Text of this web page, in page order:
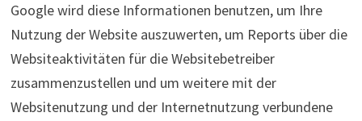
Google wird diese Informationen benutzen, um Ihre
Nutzung der Website auszuwerten, um Reports über die
Websiteaktivitäten für die Websitebetreiber
zusammenzustellen und um weitere mit der
Websitenutzung und der Internetnutzung verbundene